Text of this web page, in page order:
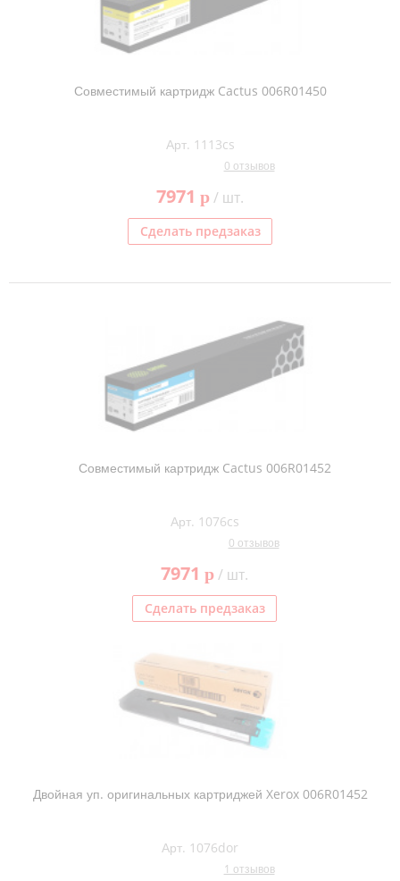
Совместимый картридж Cactus 006R01450
Арт. 1113cs
0 отзывов
7971 p/ шт.
Сделать предзаказ
Совместимый картридж Cactus 006R01452
Арт. 1076cs
0 отзывов
7971 p/ шт.
Сделать предзаказ
Двойная уп. оригинальных картриджей Xerox 006R01452
Арт. 1076dor
1 отзывов